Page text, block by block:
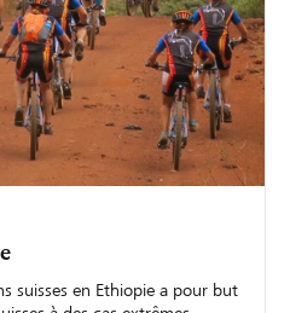
suisses en Ethiopie a pour but